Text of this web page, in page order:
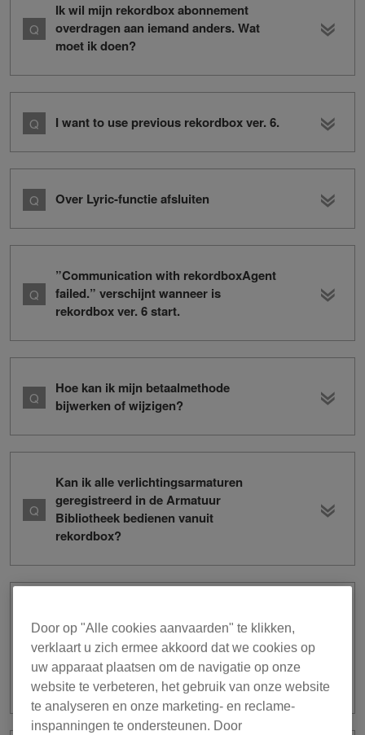
Ik wil mijn rekordbox abonnement
overdragen aan iemand anders. Wat
moet ik doen?
I want to use previous rekordbox ver. 6.
Over Lyric-functie afsluiten
”Communication with rekordboxAgent
failed.” verschijnt wanneer is
rekordbox ver. 6 start.
Hoe kan ik mijn betaalmethode
bijwerken of wijzigen?
Kan ik alle verlichtingsarmaturen
geregistreerd in de Armatuur
Bibliotheek bedienen vanuit
rekordbox?
gekocht waarbij een licentiesleutel voor
rekordbox dj zat. Kan ik dit dj-apparaat
gebruiken om de PERFORMANCE-
modus te bedienen in rekordbox ver. 6?
Door op "Alle cookies aanvaarden" te klikken,
verklaart u zich ermee akkoord dat we cookies op
uw apparaat plaatsen om de navigatie op onze
website te verbeteren, het gebruik van onze website
te analyseren en onze marketing- en reclame-
inspanningen te ondersteunen. Door